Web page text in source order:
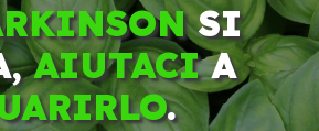
SI
AIUTACIA
.